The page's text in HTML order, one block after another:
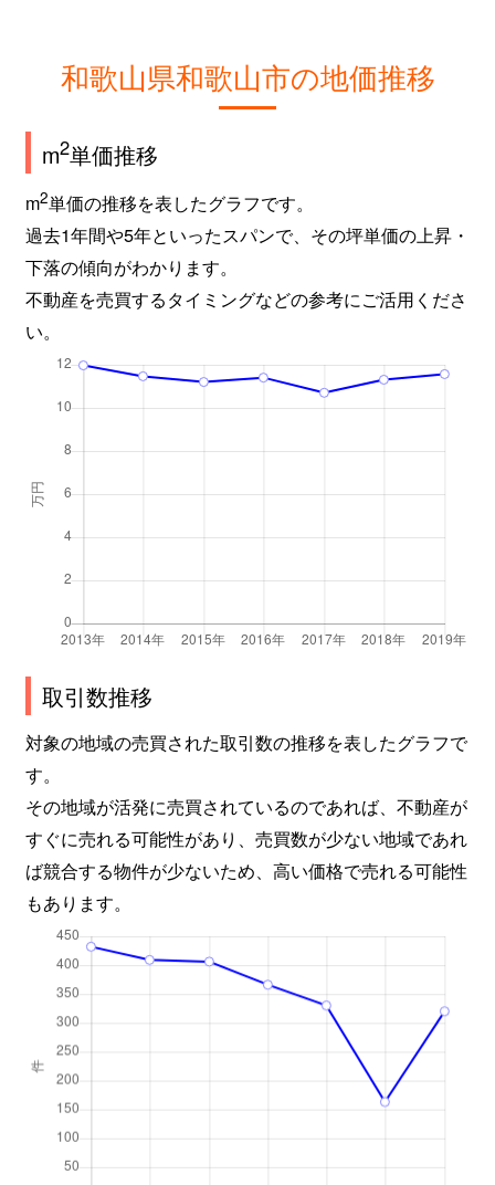
和歌山県和歌山市の地価推移
m2単価推移
m2単価の推移を表したグラフです。
過去1年間や5年といったスパンで、その坪単価の上昇・
下落の傾向がわかります。
不動産を売買するタイミングなどの参考にご活用くださ
い。
取引数推移
対象の地域の売買された取引数の推移を表したグラフで
す。
その地域が活発に売買されているのであれば、不動産が
すぐに売れる可能性があり、売買数が少ない地域であれ
ば競合する物件が少ないため、高い価格で売れる可能性
もあります。